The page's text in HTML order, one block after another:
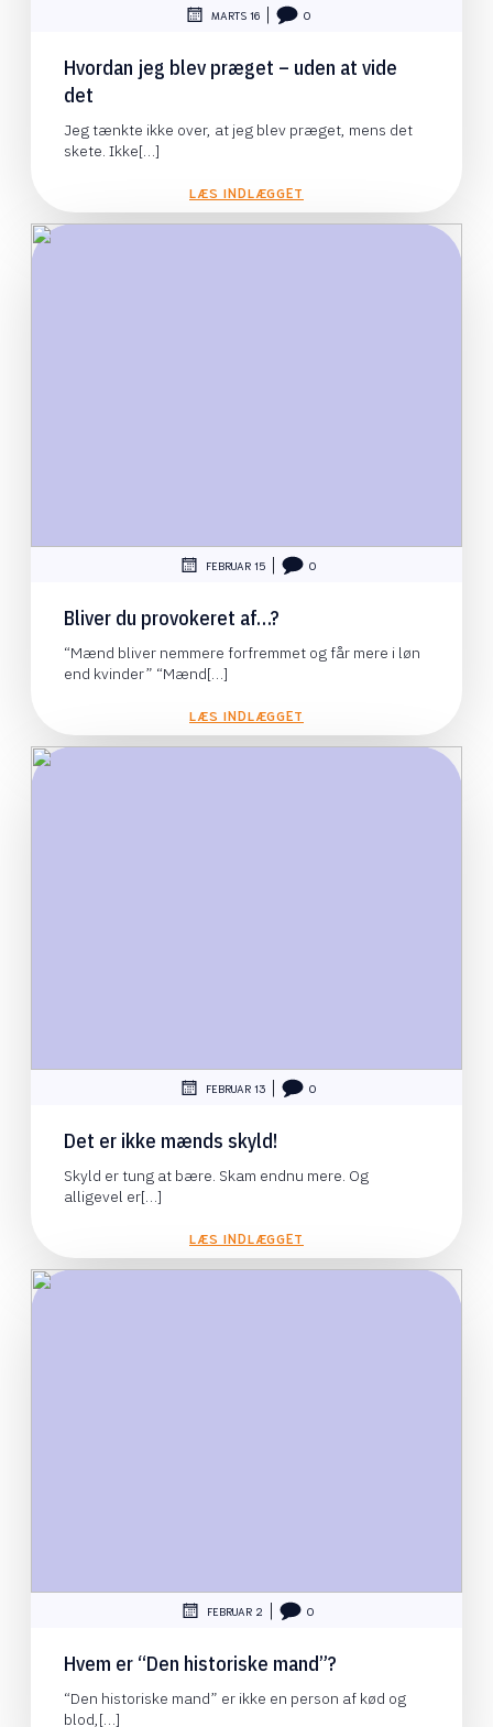
MARTS 16 0
Hvordan jeg blev præget – uden at vide
det
Jeg tænkte ikke over, at jeg blev præget, mens det
skete. Ikke[…]
LÆS INDLÆGGET
FEBRUAR 15 0
Bliver du provokeret af…?
“Mænd bliver nemmere forfremmet og får mere i løn
end kvinder” “Mænd[…]
LÆS INDLÆGGET
FEBRUAR 13 0
Det er ikke mænds skyld!
Skyld er tung at bære. Skam endnu mere. Og
alligevel er[…]
LÆS INDLÆGGET
FEBRUAR 2 0
Hvem er “Den historiske mand”?
“Den historiske mand” er ikke en person af kød og
blod,[…]